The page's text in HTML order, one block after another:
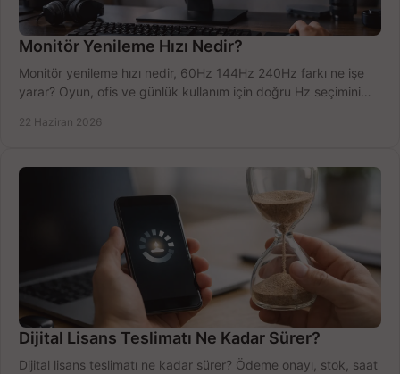
Monitör Yenileme Hızı Nedir?
Monitör yenileme hızı nedir, 60Hz 144Hz 240Hz farkı ne işe
yarar? Oyun, ofis ve günlük kullanım için doğru Hz seçimini
22 Haziran 2026
Dijital Lisans Teslimatı Ne Kadar Sürer?
Dijital lisans teslimatı ne kadar sürer? Ödeme onayı, stok, saat